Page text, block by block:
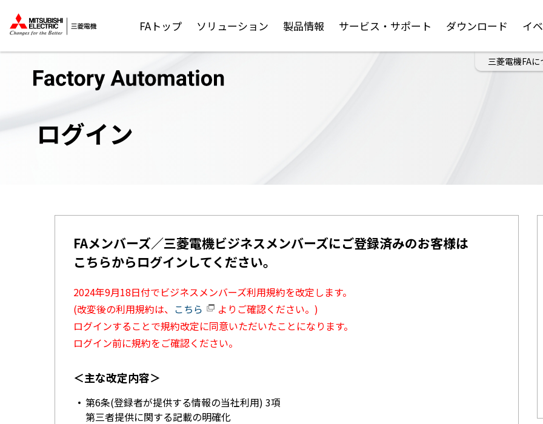
FAトップ ソリューション 製品情報 サービス・サポート ダウンロード イ
三菱電機FAに
ログイン
FAメンバーズ／三菱電機ビジネスメンバーズにご登録済みのお客様は
こちらからログインしてください。
2024年9月18日付でビジネスメンバーズ利用規約を改定します。
(改変後の利用規約は、 こちら
よりご確認ください。)
ログインすることで規約改定に同意いただいたことになります。
ログイン前に規約をご確認ください。
＜主な改定内容＞
第6条(登録者が提供する情報の当社利用) 3項
第三者提供に関する記載の明確化